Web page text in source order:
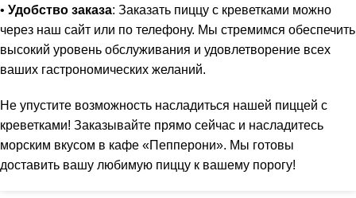
• Удобство заказа: Заказать пиццу с креветками можно
через наш сайт или по телефону. Мы стремимся обеспечить
высокий уровень обслуживания и удовлетворение всех
ваших гастрономических желаний.
Не упустите возможность насладиться нашей пиццей с
креветками! Заказывайте прямо сейчас и насладитесь
морским вкусом в кафе «Пепперони». Мы готовы
доставить вашу любимую пиццу к вашему порогу!